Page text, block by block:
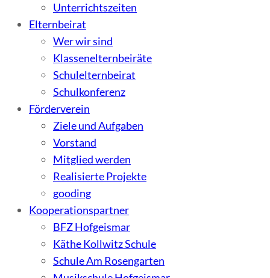
Unterrichtszeiten
Elternbeirat
Wer wir sind
Klassenelternbeiräte
Schulelternbeirat
Schulkonferenz
Förderverein
Ziele und Aufgaben
Vorstand
Mitglied werden
Realisierte Projekte
gooding
Kooperationspartner
BFZ Hofgeismar
Käthe Kollwitz Schule
Schule Am Rosengarten